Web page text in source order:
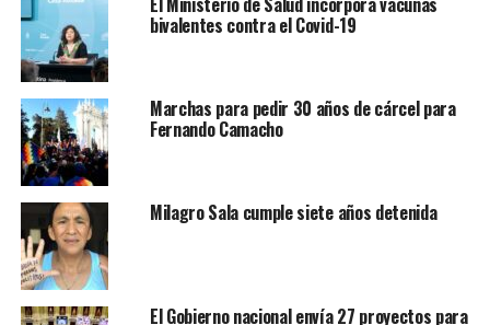
bivalentes contra el Covid-19
Marchas para pedir 30 años de cárcel para
Fernando Camacho
Milagro Sala cumple siete años detenida
El Gobierno nacional envía 27 proyectos para